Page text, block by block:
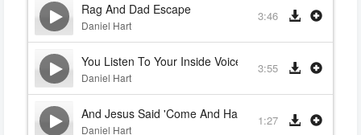
Rag And Dad Escape
Daniel Hart
3:46
You Listen To Your Inside Voice
Daniel Hart
3:55
And Jesus Said 'Come And Have Breakfast'
Daniel Hart
1:27